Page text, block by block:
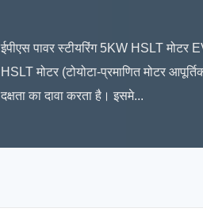
ईपीएस पावर स्टीयरिंग 5KW HSLT मोटर
HSLT मोटर (टोयोटा-प्रमाणित मोटर
दक्षता का दावा करता है। इसमे...